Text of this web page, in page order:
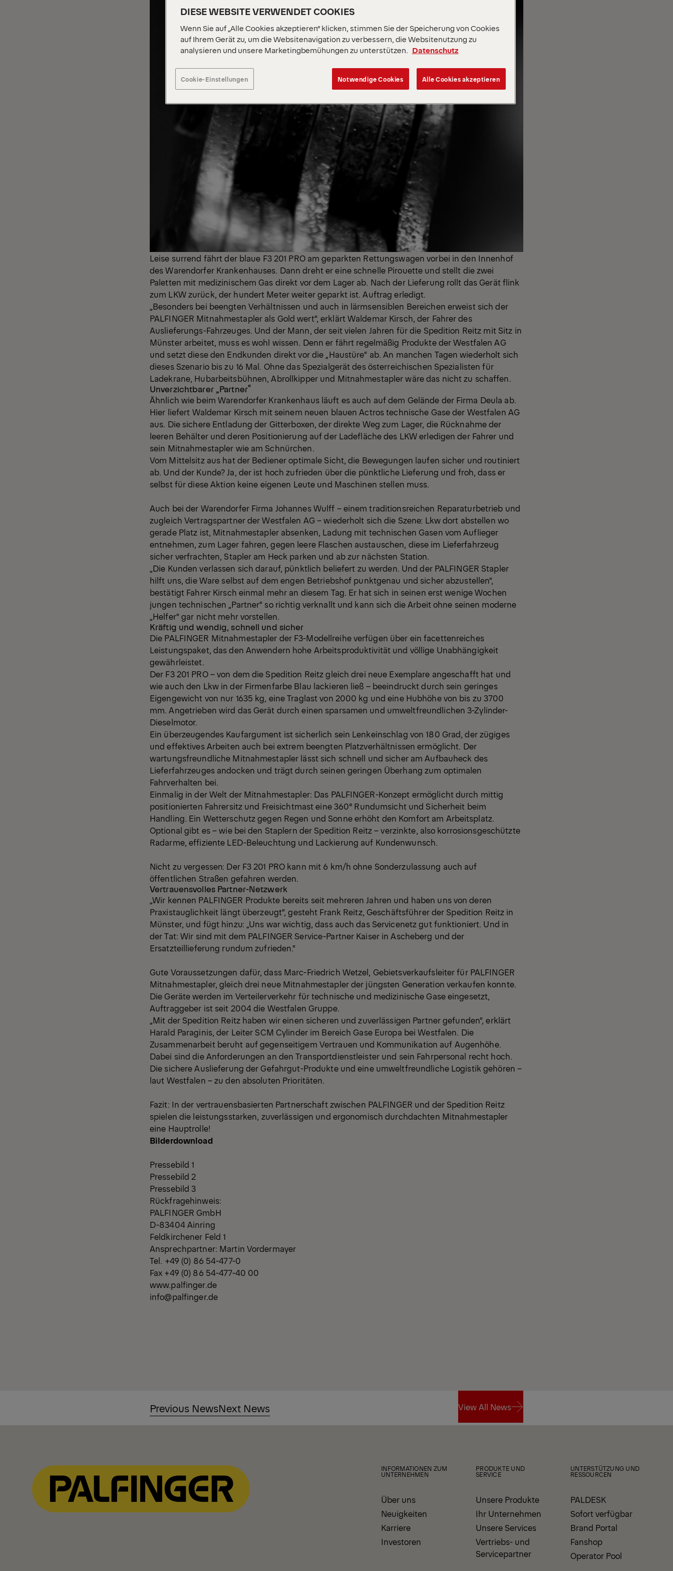
Leise surrend fährt der blaue F3 201 PRO am geparkten Rettungswagen vorbei in den Innenhof
des Warendorfer Krankenhauses. Dann dreht er eine schnelle Pirouette und stellt die zwei
Paletten mit medizinischem Gas direkt vor dem Lager ab. Nach der Lieferung rollt das Gerät flink
zum LKW zurück, der hundert Meter weiter geparkt ist. Auftrag erledigt.
„Besonders bei beengten Verhältnissen und auch in lärmsensiblen Bereichen erweist sich der
PALFINGER Mitnahmestapler als Gold wert“, erklärt Waldemar Kirsch, der Fahrer des
Auslieferungs-Fahrzeuges. Und der Mann, der seit vielen Jahren für die Spedition Reitz mit Sitz in
Münster arbeitet, muss es wohl wissen. Denn er fährt regelmäßig Produkte der Westfalen AG
und setzt diese den Endkunden direkt vor die „Haustüre“ ab. An manchen Tagen wiederholt sich
dieses Szenario bis zu 16 Mal. Ohne das Spezialgerät des österreichischen Spezialisten für
Ladekrane, Hubarbeitsbühnen, Abrollkipper und Mitnahmestapler wäre das nicht zu schaffen.
Unverzichtbarer „Partner“
Ähnlich wie beim Warendorfer Krankenhaus läuft es auch auf dem Gelände der Firma Deula ab.
Hier liefert Waldemar Kirsch mit seinem neuen blauen Actros technische Gase der Westfalen AG
aus. Die sichere Entladung der Gitterboxen, der direkte Weg zum Lager, die Rücknahme der
leeren Behälter und deren Positionierung auf der Ladefläche des LKW erledigen der Fahrer und
sein Mitnahmestapler wie am Schnürchen.
Vom Mittelsitz aus hat der Bediener optimale Sicht, die Bewegungen laufen sicher und routiniert
ab. Und der Kunde? Ja, der ist hoch zufrieden über die pünktliche Lieferung und froh, dass er
selbst für diese Aktion keine eigenen Leute und Maschinen stellen muss.
Auch bei der Warendorfer Firma Johannes Wulff – einem traditionsreichen Reparaturbetrieb und
zugleich Vertragspartner der Westfalen AG – wiederholt sich die Szene: Lkw dort abstellen wo
gerade Platz ist, Mitnahmestapler absenken, Ladung mit technischen Gasen vom Auflieger
entnehmen, zum Lager fahren, gegen leere Flaschen austauschen, diese im Lieferfahrzeug
sicher verfrachten, Stapler am Heck parken und ab zur nächsten Station.
„Die Kunden verlassen sich darauf, pünktlich beliefert zu werden. Und der PALFINGER Stapler
hilft uns, die Ware selbst auf dem engen Betriebshof punktgenau und sicher abzustellen“,
bestätigt Fahrer Kirsch einmal mehr an diesem Tag. Er hat sich in seinen erst wenige Wochen
jungen technischen „Partner“ so richtig verknallt und kann sich die Arbeit ohne seinen moderne
„Helfer“ gar nicht mehr vorstellen.
Kräftig und wendig, schnell und sicher
Die PALFINGER Mitnahmestapler der F3-Modellreihe verfügen über ein facettenreiches
Leistungspaket, das den Anwendern hohe Arbeitsproduktivität und völlige Unabhängigkeit
gewährleistet.
Der F3 201 PRO – von dem die Spedition Reitz gleich drei neue Exemplare angeschafft hat und
wie auch den Lkw in der Firmenfarbe Blau lackieren ließ – beeindruckt durch sein geringes
Eigengewicht von nur 1635 kg, eine Traglast von 2000 kg und eine Hubhöhe von bis zu 3700
mm. Angetrieben wird das Gerät durch einen sparsamen und umweltfreundlichen 3-Zylinder-
Dieselmotor.
Ein überzeugendes Kaufargument ist sicherlich sein Lenkeinschlag von 180 Grad, der zügiges
und effektives Arbeiten auch bei extrem beengten Platzverhältnissen ermöglicht. Der
wartungsfreundliche Mitnahmestapler lässt sich schnell und sicher am Aufbauheck des
Lieferfahrzeuges andocken und trägt durch seinen geringen Überhang zum optimalen
Fahrverhalten bei.
Einmalig in der Welt der Mitnahmestapler: Das PALFINGER-Konzept ermöglicht durch mittig
positionierten Fahrersitz und Freisichtmast eine 360° Rundumsicht und Sicherheit beim
Handling. Ein Wetterschutz gegen Regen und Sonne erhöht den Komfort am Arbeitsplatz.
Optional gibt es – wie bei den Staplern der Spedition Reitz – verzinkte, also korrosionsgeschützte
Radarme, effiziente LED-Beleuchtung und Lackierung auf Kundenwunsch.
Nicht zu vergessen: Der F3 201 PRO kann mit 6 km/h ohne Sonderzulassung auch auf
öffentlichen Straßen gefahren werden.
Vertrauensvolles Partner-Netzwerk
„Wir kennen PALFINGER Produkte bereits seit mehreren Jahren und haben uns von deren
Praxistauglichkeit längt überzeugt“, gesteht Frank Reitz, Geschäftsführer der Spedition Reitz in
Münster, und fügt hinzu: „Uns war wichtig, dass auch das Servicenetz gut funktioniert. Und in
der Tat: Wir sind mit dem PALFINGER Service-Partner Kaiser in Ascheberg und der
Ersatzteillieferung rundum zufrieden.“
Gute Voraussetzungen dafür, dass Marc-Friedrich Wetzel, Gebietsverkaufsleiter für PALFINGER
Mitnahmestapler, gleich drei neue Mitnahmestapler der jüngsten Generation verkaufen konnte.
Die Geräte werden im Verteilerverkehr für technische und medizinische Gase eingesetzt,
Auftraggeber ist seit 2004 die Westfalen Gruppe.
„Mit der Spedition Reitz haben wir einen sicheren und zuverlässigen Partner gefunden“, erklärt
Harald Paraginis, der Leiter SCM Cylinder im Bereich Gase Europa bei Westfalen. Die
Zusammenarbeit beruht auf gegenseitigem Vertrauen und Kommunikation auf Augenhöhe.
Dabei sind die Anforderungen an den Transportdienstleister und sein Fahrpersonal recht hoch.
Die sichere Auslieferung der Gefahrgut-Produkte und eine umweltfreundliche Logistik gehören –
laut Westfalen – zu den absoluten Prioritäten.
Fazit: In der vertrauensbasierten Partnerschaft zwischen PALFINGER und der Spedition Reitz
spielen die leistungsstarken, zuverlässigen und ergonomisch durchdachten Mitnahmestapler
eine Hauptrolle!
Bilderdownload
Pressebild 1
Pressebild 2
Pressebild 3
Rückfragehinweis:
PALFINGER GmbH
D-83404 Ainring
Feldkirchener Feld 1
Ansprechpartner: Martin Vordermayer
Tel. +49 (0) 86 54-477-0
Fax +49 (0) 86 54-477-40 00
www.palfinger.de
info@palfinger.de
Previous NewsNext News View All News
INFORMATIONEN ZUM
UNTERNEHMEN
Über uns
Neuigkeiten
Karriere
Investoren
PRODUKTE UND
SERVICE
Unsere Produkte
Ihr Unternehmen
Unsere Services
Vertriebs- und
Servicepartner
UNTERSTÜTZUNG UND
RESSOURCEN
PALDESK
Sofort verfügbar
Brand Portal
Fanshop
Operator Pool
DIESE WEBSITE VERWENDET COOKIES
Wenn Sie auf „Alle Cookies akzeptieren“ klicken, stimmen Sie der Speicherung von Cookies
auf Ihrem Gerät zu, um die Websitenavigation zu verbessern, die Websitenutzung zu
analysieren und unsere Marketingbemühungen zu unterstützen.
Datenschutz
Cookie-Einstellungen Notwendige Cookies Alle Cookies akzeptieren